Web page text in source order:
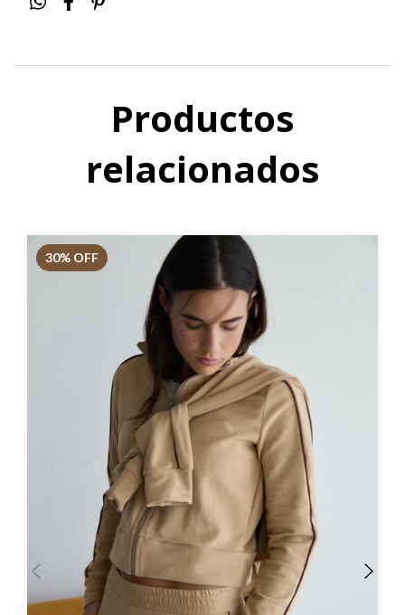
Productos
relacionados
30% OFF